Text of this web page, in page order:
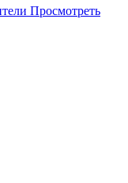
Просмотреть